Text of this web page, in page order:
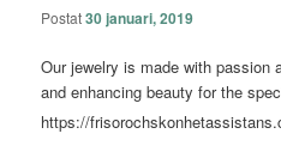
Postat30 januari, 2019
Our jewelry is made with passion
and enhancing beauty for the
https://